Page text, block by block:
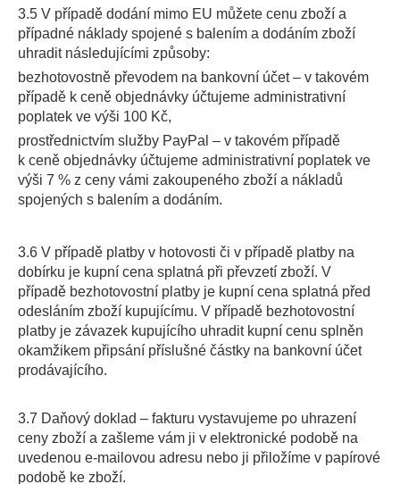
3.5 V případě dodání mimo EU můžete cenu zboží a
případné náklady spojené s balením a dodáním zboží
uhradit následujícími způsoby:
bezhotovostně převodem na bankovní účet – v takovém
případě k ceně objednávky účtujeme administrativní
poplatek ve výši 100 Kč,
prostřednictvím služby PayPal – v takovém případě
k ceně objednávky účtujeme administrativní poplatek ve
výši 7 % z ceny vámi zakoupeného zboží a nákladů
spojených s balením a dodáním.
3.6 V případě platby v hotovosti či v případě platby na
dobírku je kupní cena splatná při převzetí zboží. V
případě bezhotovostní platby je kupní cena splatná před
odesláním zboží kupujícímu. V případě bezhotovostní
platby je závazek kupujícího uhradit kupní cenu splněn
okamžikem připsání příslušné částky na bankovní účet
prodávajícího.
3.7 Daňový doklad – fakturu vystavujeme po uhrazení
ceny zboží a zašleme vám ji v elektronické podobě na
uvedenou e-mailovou adresu nebo ji přiložíme v papírové
podobě ke zboží.